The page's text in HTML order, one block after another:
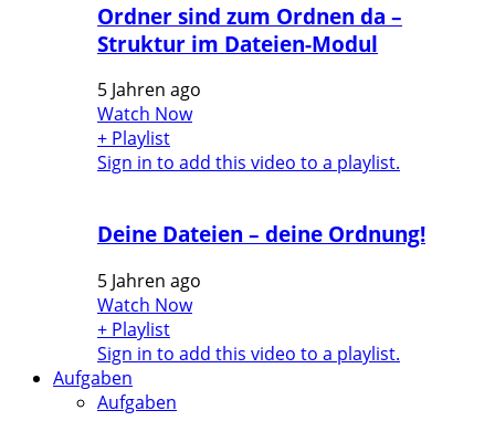
Ordner sind zum Ordnen da –
Struktur im Dateien-Modul
5 Jahren ago
Watch Now
+ Playlist
Sign in to add this video to a playlist.
Deine Dateien – deine Ordnung!
5 Jahren ago
Watch Now
+ Playlist
Sign in to add this video to a playlist.
Aufgaben
Aufgaben